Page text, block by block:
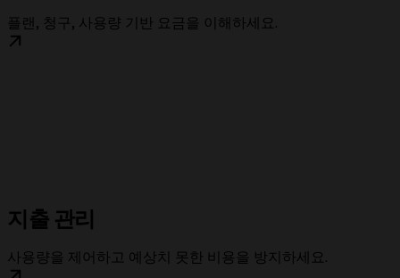
플랜, 청구, 사용량 기반 요금을 이해하세요.
지출 관리
사용량을 제어하고 예상치 못한 비용을 방지하세요.